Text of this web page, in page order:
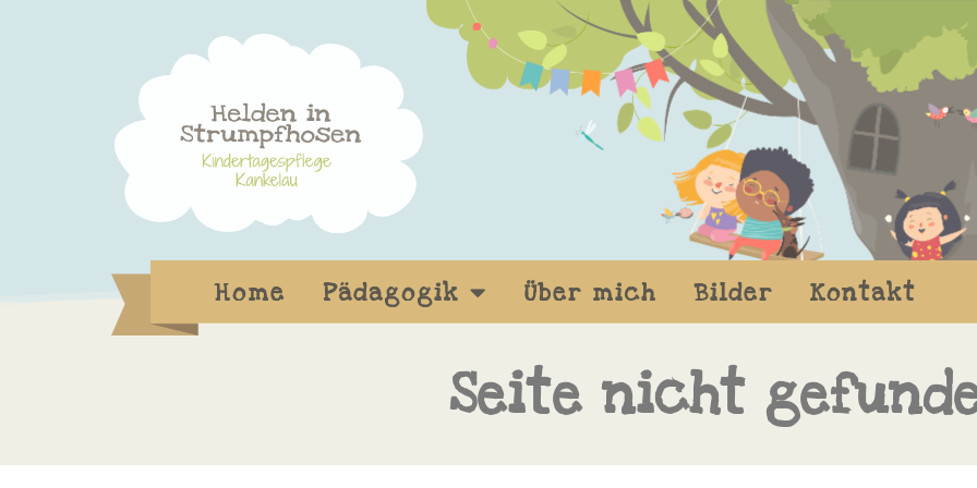
Home Pädagogik Über mich Bilder Kontakt
Seite nicht